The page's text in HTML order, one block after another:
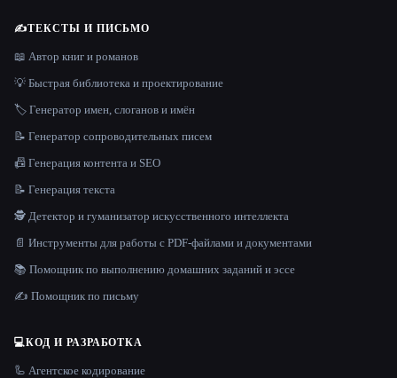
✍️ТЕКСТЫ И ПИСЬМО
📖 Автор книг и романов
💡 Быстрая библиотека и проектирование
🏷️ Генератор имен, слоганов и имён
📝 Генератор сопроводительных писем
📠 Генерация контента и SEO
📝 Генерация текста
🕵️ Детектор и гуманизатор искусственного интеллекта
📄 Инструменты для работы с PDF-файлами и документами
📚 Помощник по выполнению домашних заданий и эссе
✍️ Помощник по письму
💻КОД И РАЗРАБОТКА
🦾 Агентское кодирование